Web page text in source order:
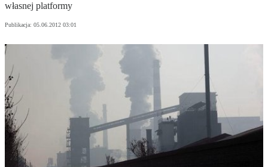
własnej platformy
Publikacja: 05.06.2012 03:01